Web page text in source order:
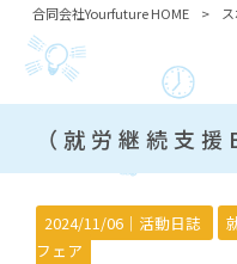
合同会社Yourfuture HOME >
2024/11/06｜ 活動日誌
フェア